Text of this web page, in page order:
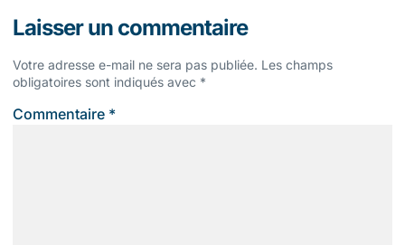
Laisser un commentaire
Votre adresse e-mail ne sera pas publiée. Les champs
obligatoires sont indiqués avec *
Commentaire *